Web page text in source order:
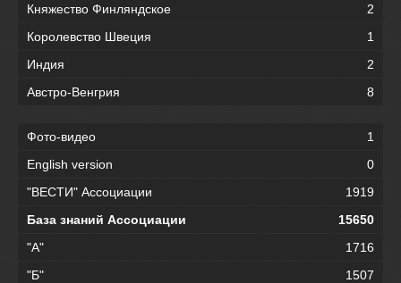
Княжество Финляндское
2
Королевство Швеция
1
Индия
2
Австро-Венгрия
8
Фото-видео
1
English version
0
"ВЕСТИ" Ассоциации
1919
База знаний Ассоциации
15650
"А"
1716
"Б"
1507